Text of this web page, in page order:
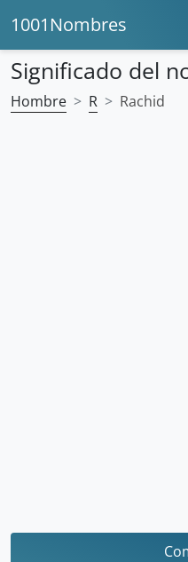
1001Nombres
Significado del
Hombre R Rachid